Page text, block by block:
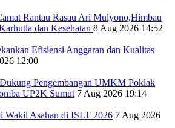
Rantau Rasau Ari Mulyono,Himbau
dan Kesehatan 8 Aug 2026 14:52
Efisiensi Anggaran dan Kualitas
12:00
Pengembangan UMKM Poklak
UP2K Sumut 7 Aug 2026 19:14
Wakil Asahan di ISLT 2026 7 Aug 2026